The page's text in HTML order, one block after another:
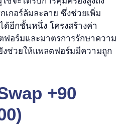
เกอร์ล้มละลาย ซึ่งช่วยเพิ่ม
อีกชั้นหนึ่ง โครงสร้างค่า
ฟอร์มและมาตรการรักษาความ
ช่วยให้แพลตฟอร์มมีความถูก
+90